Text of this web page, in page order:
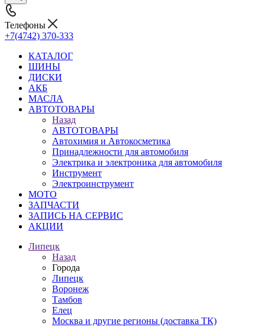
Телефоны
+7(4742) 370-333
КАТАЛОГ
ШИНЫ
ДИСКИ
АКБ
МАСЛА
АВТОТОВАРЫ
Назад
АВТОТОВАРЫ
Автохимия и Автокосметика
Принадлежности для автомобиля
Электрика и электроника для автомобиля
Инструмент
Электроинструмент
МОТО
ЗАПЧАСТИ
ЗАПИСЬ НА СЕРВИС
АКЦИИ
Липецк
Назад
Города
Липецк
Воронеж
Тамбов
Елец
Москва и другие регионы (доставка ТК)